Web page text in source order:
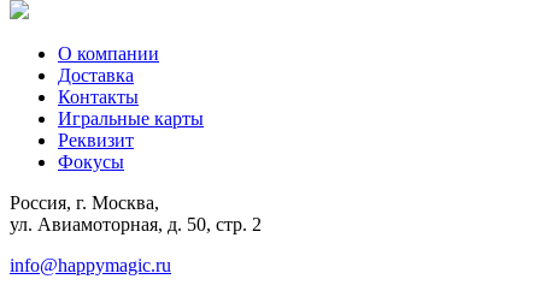
О компании
Доставка
Контакты
Игральные карты
Реквизит
Фокусы
Россия, г. Москва,
ул. Авиамоторная, д. 50, стр. 2
info@happymagic.ru